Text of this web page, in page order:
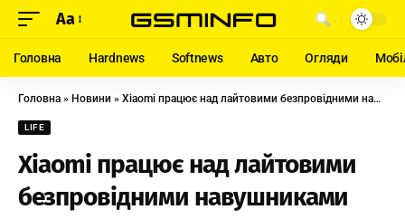
Aa
Головна Hardnews Softnews Авто Огляди
Головна » Новини » Xiaomi працює над лайтовими безпровідними навушниками
LIFE
Xiaomi працює над лайтовими
безпровідними навушниками